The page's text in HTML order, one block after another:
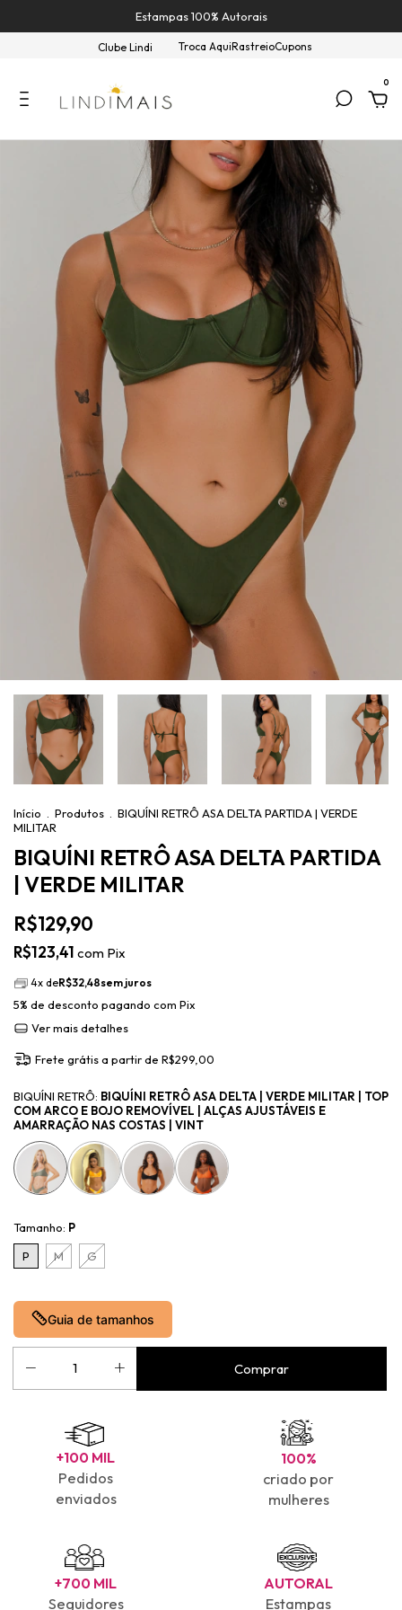
Estampas 100% Autorais
Clube Lindi Troca AquiRastreioCupons
0
Início Produtos
BIQUÍNI RETRÔ ASA DELTA PARTIDA | VERDE
MILITAR
BIQUÍNI RETRÔ ASA DELTA PARTIDA
| VERDE MILITAR
R$129,90
R$123,41 com Pix
4x deR$32,48sem juros
5% de desconto pagando com Pix
Ver mais detalhes
Frete grátisa partir de R$299,00
BIQUÍNI RETRÔ: BIQUÍNI RETRÔ ASA DELTA | VERDE MILITAR | TOP
COM ARCO E BOJO REMOVÍVEL | ALÇAS AJUSTÁVEIS E
AMARRAÇÃO NAS COSTAS | VINT
Tamanho: P
P
M G
Guia de tamanhos
+100 MIL
Pedidos
enviados
100%
criado por
mulheres
+700 MIL
Seguidores
AUTORAL
Estampas